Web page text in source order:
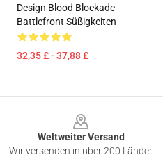
Design Blood Blockade
Battlefront Süßigkeiten
32,35 £ - 37,88 £
Weltweiter Versand
Wir versenden in über 200 Länder